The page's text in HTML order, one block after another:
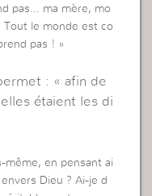
pas… ma mère, mo
Tout le monde est co
pas ! »
: « afin de
étaient les di
même, en pensant ai
Dieu ? Ai-je d